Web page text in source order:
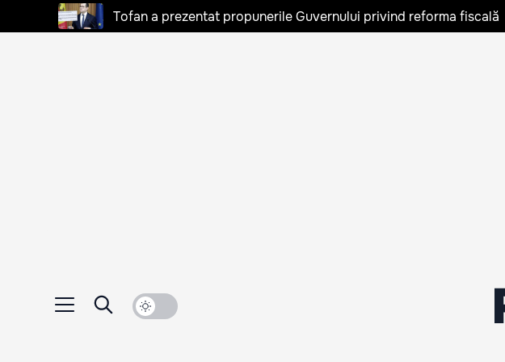
Tofan a prezentat propunerile Guvernului privind reforma fiscală